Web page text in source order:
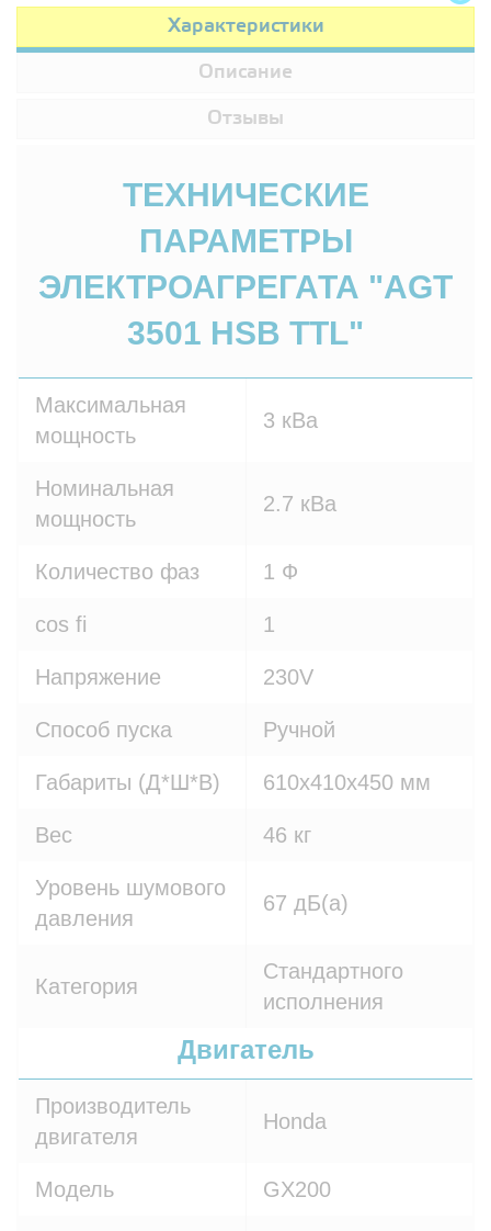
Характеристики
Описание
Отзывы
ТЕХНИЧЕСКИЕ
ПАРАМЕТРЫ
ЭЛЕКТРОАГРЕГАТА "AGT
3501 HSB TTL"
Максимальная
мощность
3 кВа
Номинальная
мощность
2.7 кВа
Количество фаз 1 Ф
cos fi 1
Напряжение 230V
Способ пуска Ручной
Габариты (Д*Ш*В) 610х410х450 мм
Вес 46 кг
Уровень шумового
давления
67 дБ(а)
Категория
Стандартного
исполнения
Двигатель
Производитель
двигателя
Honda
Модель GX200